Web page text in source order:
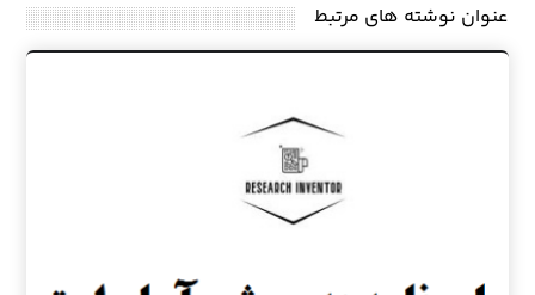
عنوان ‫نوشته های مرتبط